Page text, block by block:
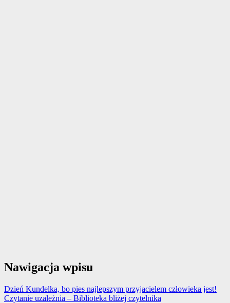
Nawigacja wpisu
Dzień Kundelka, bo pies najlepszym przyjacielem człowieka jest!
Czytanie uzależnia – Biblioteka bliżej czytelnika